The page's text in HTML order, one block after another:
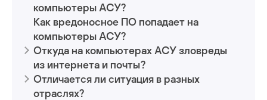
компьютеры АСУ?
Как вредоносное ПО попадает на
компьютеры АСУ?
Откуда на компьютерах АСУ зловреды
из интернета и почты?
Отличается ли ситуация в разных
отраслях?